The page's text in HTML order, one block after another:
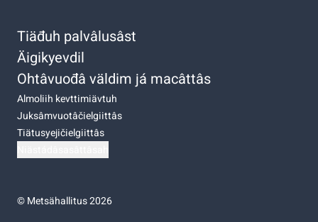
Tiäđuh palvâlusâst
Äigikyevdil
Ohtâvuođâ väldim já macâttâs
Almoliih kevttimiävtuh
Juksâmvuotâčielgiittâs
Tiätusyejičielgiittâs
©Metsähallitus 2026